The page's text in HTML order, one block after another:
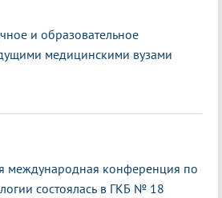
и образовательное
медицинскими вузами
международная конференция по
состоялась в ГКБ № 18